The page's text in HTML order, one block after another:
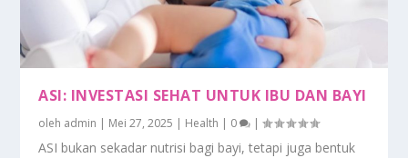
ASI: INVESTASI SEHAT UNTUK IBU DAN BAYI
oleh admin | Mei 27, 2025 | Health | 0 |
ASI bukan sekadar nutrisi bagi bayi, tetapi juga bentuk